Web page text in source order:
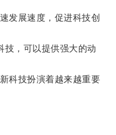
展速度，促进科技创
，可以提供强大的动
技扮演着越来越重要